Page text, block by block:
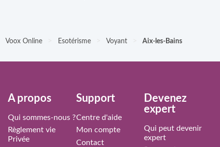
Voox Online Esotérisme Voyant Aix-les-Bains
À propos
Qui sommes-nous ?
Règlement vie
Privée
Support
Centre d'aide
Mon compte
Contact
Devenez
expert
Qui peut devenir
expert